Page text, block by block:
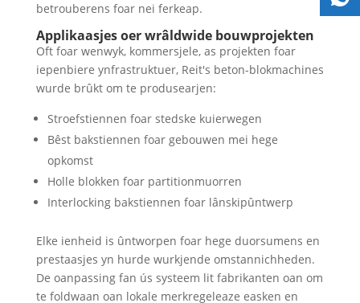
betrouberens foar nei ferkeap.
Applikaasjes oer wrâldwide bouwprojekten
Oft foar wenwyk, kommersjele, as projekten foar
iepenbiere ynfrastruktuer, Reit's beton-blokmachines
wurde brûkt om te produsearjen:
Stroefstiennen foar stedske kuierwegen
Bêst bakstiennen foar gebouwen mei hege
opkomst
Holle blokken foar partitionmuorren
Interlocking bakstiennen foar lânskipûntwerp
Elke ienheid is ûntworpen foar hege duorsumens en
prestaasjes yn hurde wurkjende omstannichheden.
De oanpassing fan ús systeem lit fabrikanten oan om
te foldwaan oan lokale merkregeleaze easken en